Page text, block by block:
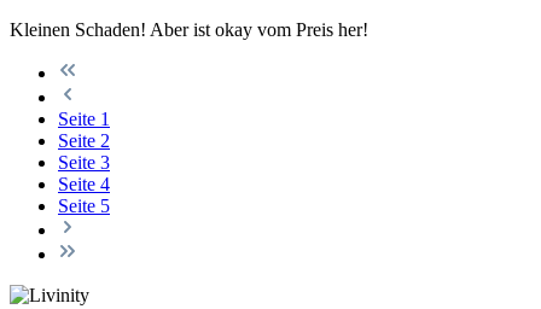
Kleinen Schaden! Aber ist okay vom Preis her!
Seite 1
Seite 2
Seite 3
Seite 4
Seite 5